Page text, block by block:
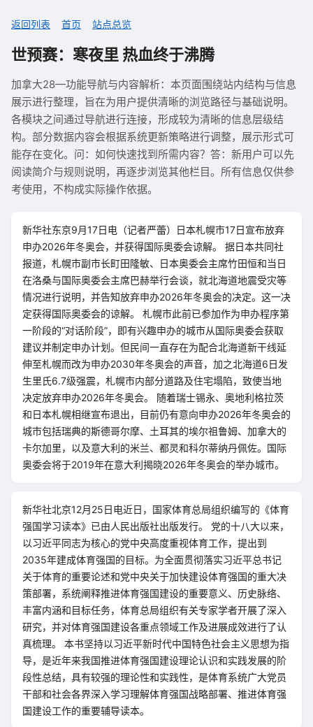
返回列表 首页 站点总览
世预赛：寒夜里 热血终于沸腾
加拿大28—功能导航与内容解析：本页面围绕站内结构与信息
展示进行整理，旨在为用户提供清晰的浏览路径与基础说明。
各模块之间通过导航进行连接，形成较为清晰的信息层级结
构。部分数据内容会根据系统更新策略进行调整，展示形式可
能存在变化。问：如何快速找到所需内容？答：新用户可以先
阅读简介与规则说明，再逐步浏览其他栏目。所有信息仅供参
考使用，不构成实际操作依据。
新华社东京9月17日电（记者严蕾）日本札幌市17日宣布放弃
申办2026年冬奥会，并获得国际奥委会谅解。 据日本共同社
报道，札幌市副市长町田隆敏、日本奥委会主席竹田恒和当日
在洛桑与国际奥委会主席巴赫举行会谈，就北海道地震受灾等
情况进行说明，并告知放弃申办2026年冬奥会的决定。这一决
定获得国际奥委会的谅解。 札幌市此前已参加作为申办程序第
一阶段的“对话阶段”，即有兴趣申办的城市从国际奥委会获取
建议并制定申办计划。但民间一直存在为配合北海道新干线延
伸至札幌而改为申办2030年冬奥会的声音，加之北海道6日发
生里氏6.7级强震，札幌市内部分道路及住宅塌陷，致使当地
决定放弃申办2026年冬奥会。 随着瑞士锡永、奥地利格拉茨
和日本札幌相继宣布退出，目前仍有意向申办2026年冬奥会的
城市包括瑞典的斯德哥尔摩、土耳其的埃尔祖鲁姆、加拿大的
卡尔加里，以及意大利的米兰、都灵和科尔蒂纳丹佩佐。国际
奥委会将于2019年在意大利揭晓2026年冬奥会的举办城市。
新华社北京12月25日电近日，国家体育总局组织编写的《体育
强国学习读本》已由人民出版社出版发行。 党的十八大以来，
以习近平同志为核心的党中央高度重视体育工作，提出到
2035年建成体育强国的目标。为全面贯彻落实习近平总书记
关于体育的重要论述和党中央关于加快建设体育强国的重大决
策部署，系统阐释推进体育强国建设的重要意义、历史脉络、
丰富内涵和目标任务，体育总局组织有关专家学者开展了深入
研究，并对体育强国建设各重点领域工作及进展成效进行了认
真梳理。 本书坚持以习近平新时代中国特色社会主义思想为指
导，是近年来我国推进体育强国建设理论认识和实践发展的阶
段性总结，具有较强的理论性和实践性，是体育系统广大党员
干部和社会各界深入学习理解体育强国战略部署、推进体育强
国建设工作的重要辅导读本。